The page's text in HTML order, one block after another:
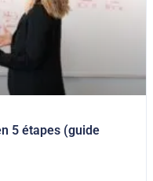
5 étapes (guide